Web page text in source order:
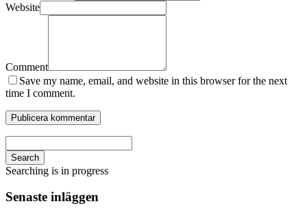
Website
Comment
Save my name, email, and website in this browser for the next
time I comment.
Search
Searching is in progress
Senaste inläggen